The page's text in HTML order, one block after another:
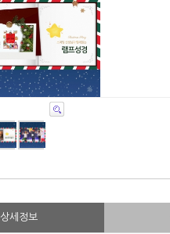
상세정보